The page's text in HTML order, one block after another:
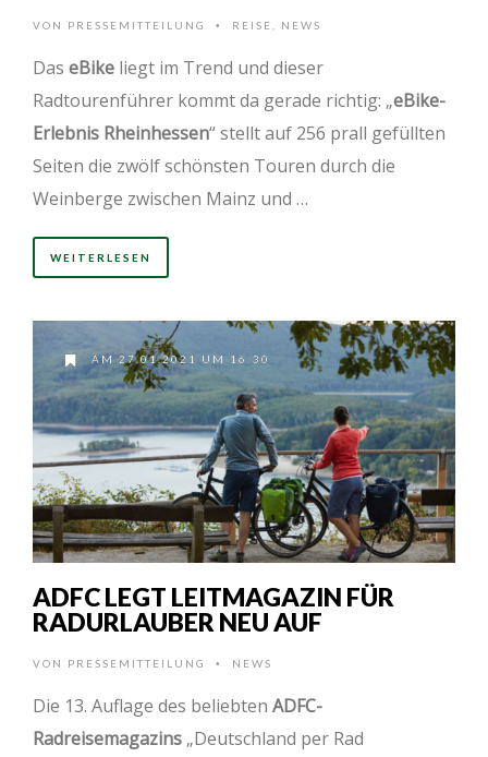
VON PRESSEMITTEILUNG • REISE NEWS
Das eBike liegt im Trend und dieser
Radtourenführer kommt da gerade richtig: „eBike-
Erlebnis Rheinhessen“ stellt auf 256 prall gefüllten
Seiten die zwölf schönsten Touren durch die
Weinberge zwischen Mainz und …
WEITERLESEN
AM 27.01.2021 UM 16:30
ADFC LEGT LEITMAGAZIN FÜR
RADURLAUBER NEU AUF
VON PRESSEMITTEILUNG • NEWS
Die 13. Auflage des beliebten ADFC-
Radreisemagazins „Deutschland per Rad